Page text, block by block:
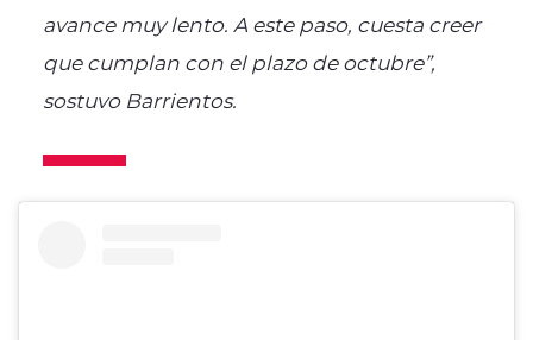
avance muy lento. A este paso, cuesta creer
que cumplan con el plazo de octubre”,
sostuvo Barrientos.